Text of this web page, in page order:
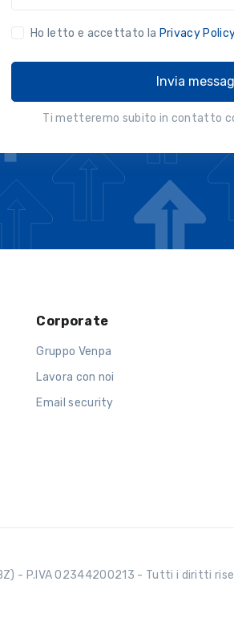
Ho letto e accettato la Privacy
Invia
Ti metteremo subito in contatto
Corporate
Gruppo Venpa
Lavora con noi
Email security
- P.IVA 02344200213 - Tutti i diritti